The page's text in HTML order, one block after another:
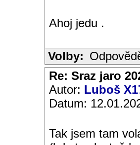
Ahoj jedu .
Volby:
Re: Sraz jaro
Autor: Luboš
Datum:
Tak jsem tam